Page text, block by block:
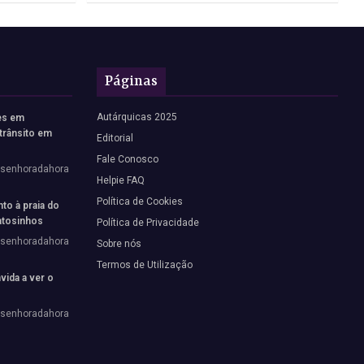
em
em
à praia do
a ver o
Páginas
Autárquicas 2025
Editorial
Fale Conosco
Helpie FAQ
Política de Cookies
Política de Privacidade
Sobre nós
Termos de Utilização